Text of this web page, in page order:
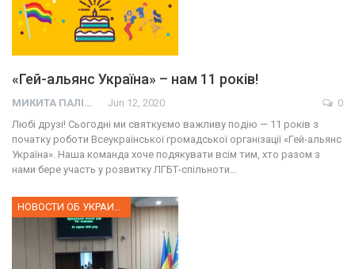
«Гей-альянс Україна» – нам 11 років!
МИКИТА ПАЛІЙ Jun 12, 2020
0
Любі друзі! Сьогодні ми святкуємо важливу подію — 11 років з
початку роботи Всеукраїнської громадської організації «Гей-альянс
Україна». Наша команда хоче подякувати всім тим, хто разом з
нами бере участь у розвитку ЛГБТ-спільноти…
НОВОСТИ ОБ УКРАИНЕ